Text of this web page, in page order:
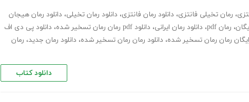
، رمان تخیلی فانتزی، دانلود رمان فانتزی، دانلود رمان تخیلی، دانلود رمان هیجان
، رمان pdf ، دانلود رمان ایرانی، دانلود pdf رمان رمان تسخیر شده ، دانلود پی دی اف
رمان رمان تسخیر شده، دانلود رمان رمان تسخیر شده، دانلود رمان جدید، رمان
دانلود کتاب